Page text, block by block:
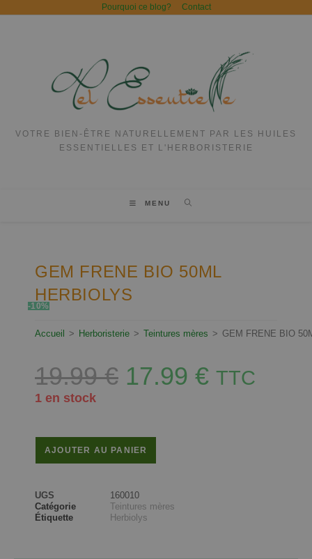
Pourquoi ce blog? Contact
VOTRE BIEN-ÊTRE NATURELLEMENT PAR LES HUILES
ESSENTIELLES ET L'HERBORISTERIE
MENU
-10%
GEM FRENE BIO 50ML
HERBIOLYS
Accueil > Herboristerie > Teintures mères > GEM FRENE BIO
19.99€ 17.99 € TTC
1 en stock
AJOUTER AU PANIER
UGS
160010
Catégorie
Teintures mères
Étiquette
Herbiolys